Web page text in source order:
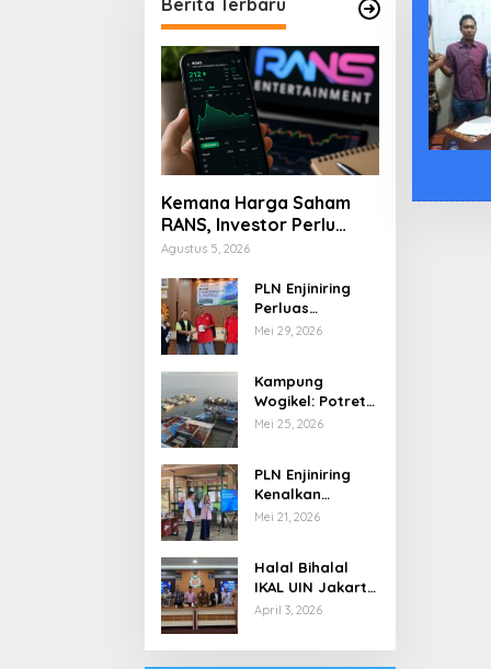
Kemana Harga Saham
RANS, Investor Perlu
Cermati Fundamental
Spekulasi Berlebihan
Agustus 5, 2026
PLN Enjiniring
Perluas
Wawasan Siswa
Perubahan Iklim
Mei 29, 2026
Kampung
Wogikel: Potret
Kehidupan
yang Bertahan
di Tengah
Keterbatasan
Mei 25, 2026
PLN Enjiniring
Kenalkan
Teknologi Energi
Mei 21, 2026
Halal Bihalal
IKAL UIN Jakarta
NTB, Alumni UIN
April 3, 2026